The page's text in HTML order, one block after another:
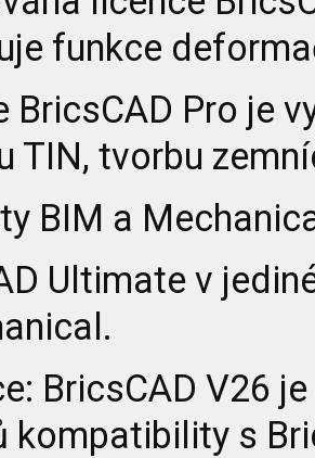
funkce
BricsCAD Pro je
TIN, tvorbu
BIM a
Ultimate v
BricsCAD V26
kompatibility s